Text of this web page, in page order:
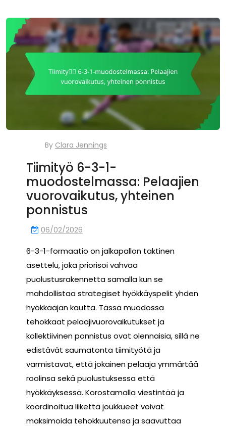
By Clara Jennings
Tiimityö 6-3-1-
muodostelmassa: Pelaajien
vuorovaikutus, yhteinen
ponnistus
06/02/2026
6-3-1-formaatio on jalkapallon taktinen
asettelu, joka priorisoi vahvaa
puolustusrakennetta samalla kun se
mahdollistaa strategiset hyökkäyspelit yhden
hyökkääjän kautta. Tässä muodossa
tehokkaat pelaajivuorovaikutukset ja
kollektiivinen ponnistus ovat olennaisia, sillä ne
edistävät saumatonta tiimityötä ja
varmistavat, että jokainen pelaaja ymmärtää
roolinsa sekä puolustuksessa että
hyökkäyksessä. Korostamalla viestintää ja
koordinoitua liikettä joukkueet voivat
maksimoida tehokkuutensa ja saavuttaa